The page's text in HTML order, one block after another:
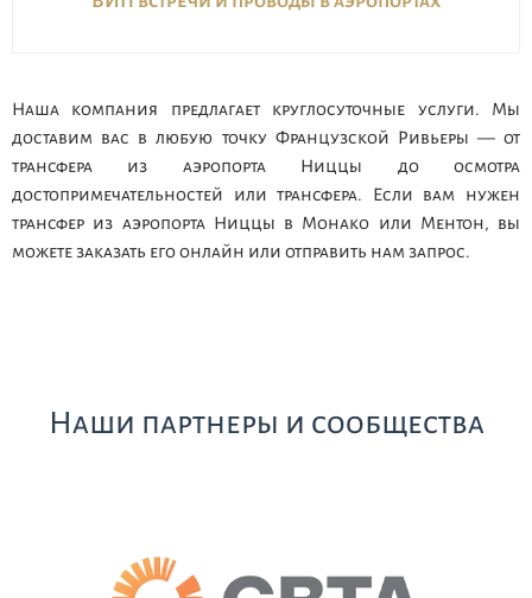
Наша компания предлагает круглосуточные услуги. Мы
доставим вас в любую точку Французской Ривьеры — от
трансфера из аэропорта Ниццы до осмотра
достопримечательностей или трансфера. Если вам нужен
трансфер из аэропорта Ниццы в Монако или Ментон, вы
можете заказать его онлайн или отправить нам запрос.
Наши партнеры и сообщества